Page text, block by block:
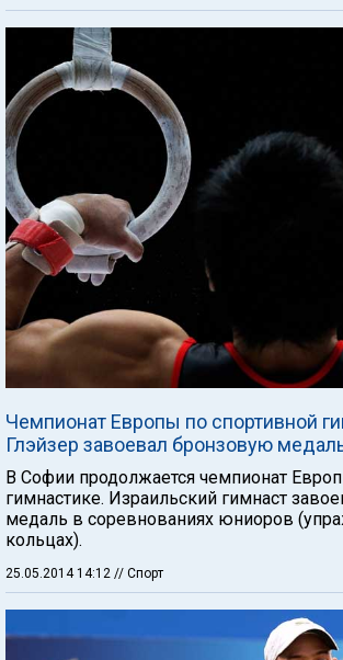
Чемпионат Европы по спортивной
Глэйзер завоевал бронзовую
В Софии продолжается чемпионат
гимнастике. Израильский гимнаст
медаль в соревнованиях юниоров
кольцах).
25.05.2014 14:12 // Спорт